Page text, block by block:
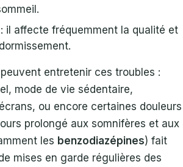
: il affecte fréquemment la qualité et
entretenir ces troubles :
mode de vie sédentaire,
ou encore certaines douleurs
prolongé aux somnifères et aux
les benzodiazépines) fait
mises en garde régulières des